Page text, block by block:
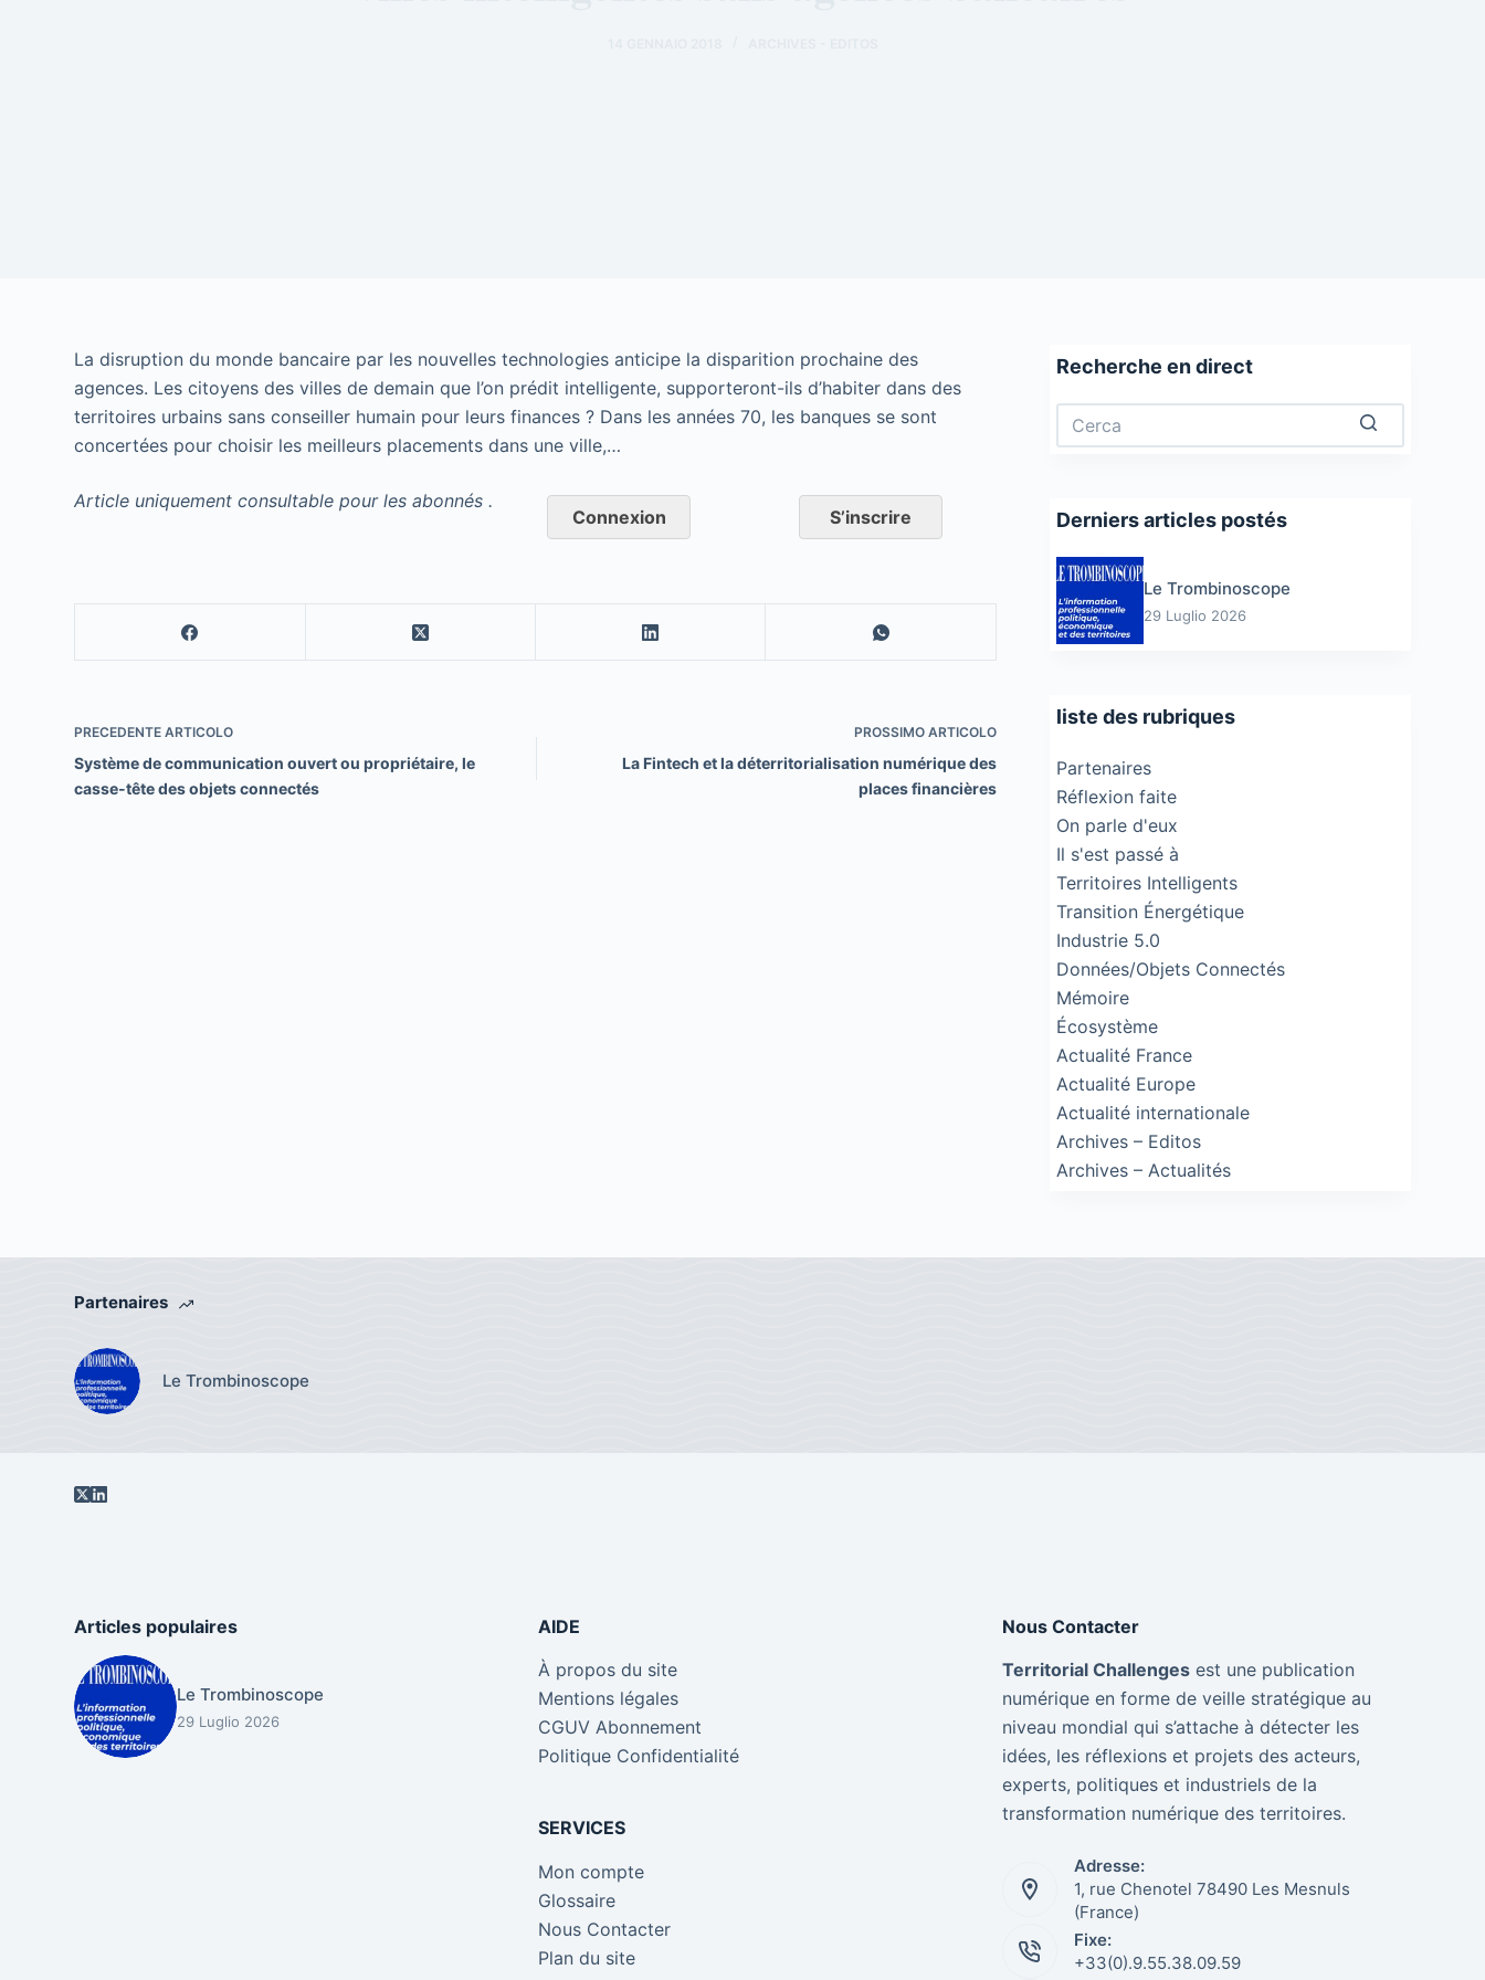
La disruption du monde bancaire par les nouvelles technologies anticipe la disparition prochaine des
agences. Les citoyens des villes de demain que l’on prédit intelligente, supporteront-ils d’habiter dans des
territoires urbains sans conseiller humain pour leurs finances ? Dans les années 70, les banques se sont
concertées pour choisir les meilleurs placements dans une ville,…
Article uniquement consultable pour les abonnés .
Connexion S’inscrire
PRECEDENTEARTICOLO
Système de communication ouvert ou propriétaire, le
casse-tête des objets connectés
PROSSIMO ARTICOLO
La Fintech et la déterritorialisation numérique des
places financières
Recherche en direct
Derniers articles postés
Le Trombinoscope
29 Luglio 2026
liste des rubriques
Partenaires
Réflexion faite
On parle d'eux
Il s'est passé à
Territoires Intelligents
Transition Énergétique
Industrie 5.0
Données/Objets Connectés
Mémoire
Écosystème
Actualité France
Actualité Europe
Actualité internationale
Archives – Editos
Archives – Actualités
Partenaires
Le Trombinoscope
Articles populaires
Le Trombinoscope
29 Luglio 2026
AIDE
À propos du site
Mentions légales
CGUV Abonnement
Politique Confidentialité
SERVICES
Mon compte
Glossaire
Nous Contacter
Plan du site
Nous Contacter
Territorial Challengesest une publication
numérique en forme de veille stratégique au
niveau mondial qui s’attache à détecter les
idées, les réflexions et projets des acteurs,
experts, politiques et industriels de la
transformation numérique des territoires.
Adresse:
1, rue Chenotel 78490 Les Mesnuls
(France)
Fixe:
+33(0).9.55.38.09.59